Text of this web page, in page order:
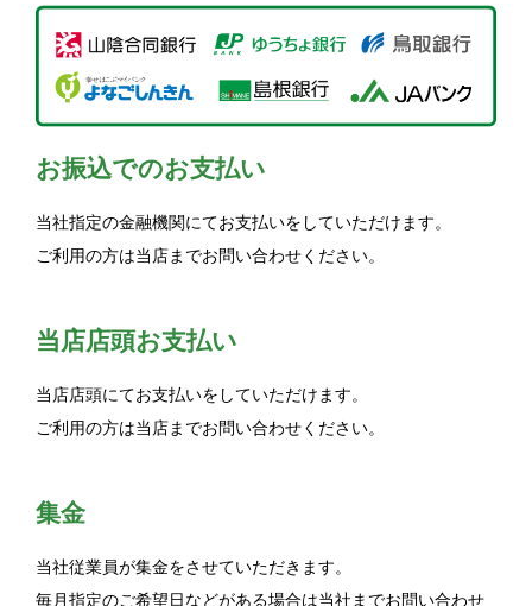
お振込でのお支払い
当社指定の金融機関にてお支払いをしていただけます。
ご利用の方は当店までお問い合わせください。
当店店頭お支払い
当店店頭にてお支払いをしていただけます。
ご利用の方は当店までお問い合わせください。
集金
当社従業員が集金をさせていただきます。
毎月指定のご希望日などがある場合は当社までお問い合わせ